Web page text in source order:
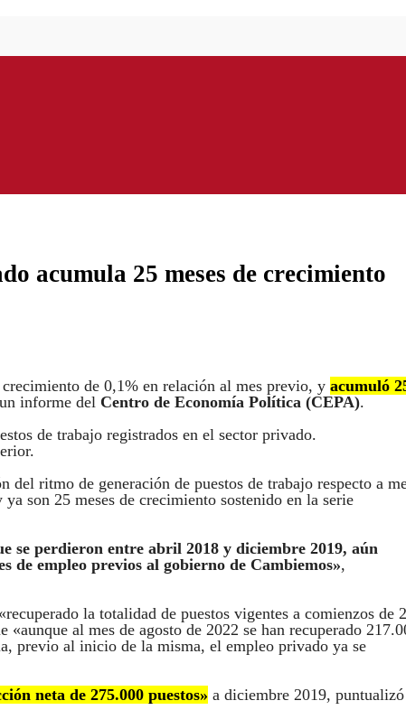
acumula 25 meses de crecimiento
de 0,1% en relación al mes previo, y acumuló
informe del Centro de Economía Política (CEPA).
de trabajo registrados en el sector privado.
ritmo de generación de puestos de trabajo respecto a
son 25 meses de crecimiento sostenido en la serie
se perdieron entre abril 2018 y diciembre 2019, aún
de empleo previos al gobierno de Cambiemos»,
la totalidad de puestos vigentes a comienzos de
al mes de agosto de 2022 se han recuperado
previo al inicio de la misma, el empleo privado ya se
neta de 275.000 puestos» a diciembre 2019, puntualizó